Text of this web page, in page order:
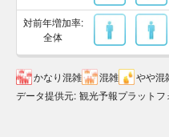
対前年増加率:
全体
かなり混雑 混雑 やや混
データ提供元: 観光予報プラットフ